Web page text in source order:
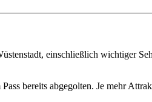
einschließlich wichtiger
bereits abgegolten. Je mehr